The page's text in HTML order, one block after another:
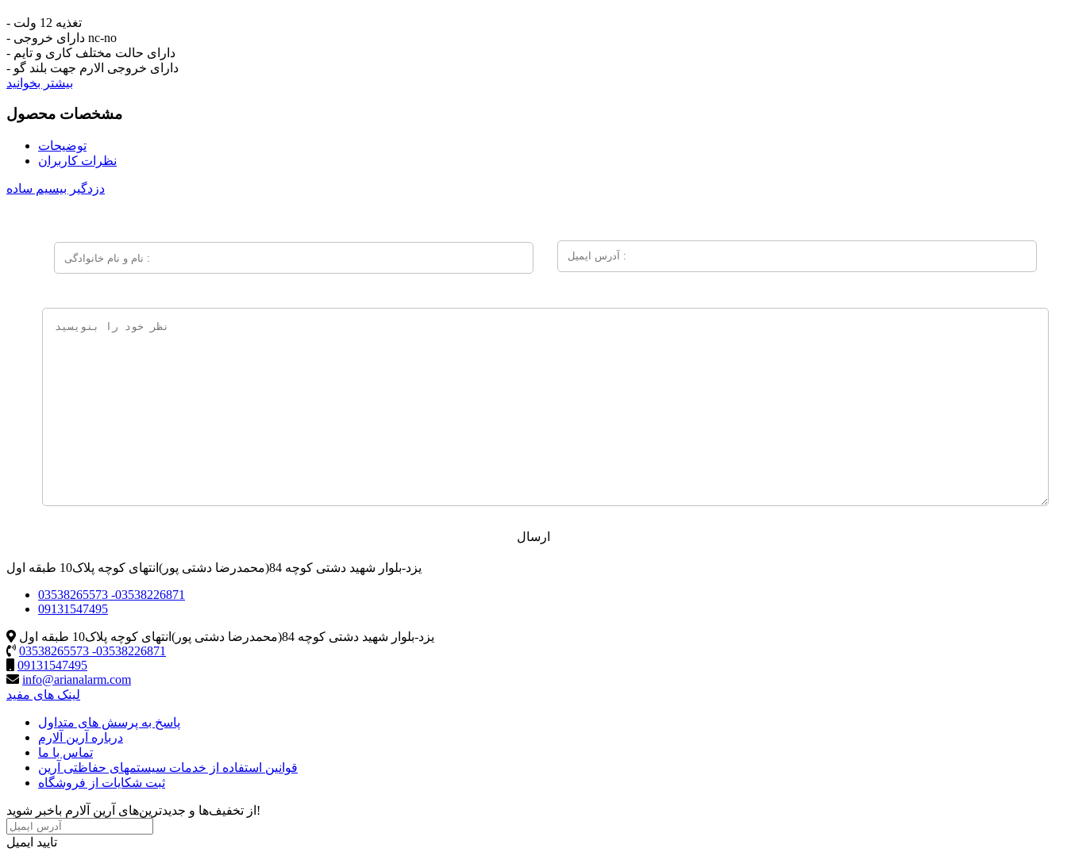
- تغذیه 12 ولت
- دارای خروجی nc-no
- دارای حالت مختلف کاری و تایم
- دارای خروجی الارم جهت بلند گو
بیشتر بخوانید
مشخصات محصول
توضیحات
نظرات کاربران
دزدگیر بیسیم ساده
ارسال
یزد-بلوار شهید دشتی کوچه 84(محمدرضا دشتی پور)انتهای کوچه پلاک10 طبقه اول
03538265573 -03538226871
09131547495
یزد-بلوار شهید دشتی کوچه 84(محمدرضا دشتی پور)انتهای کوچه پلاک10 طبقه اول
03538265573 -03538226871
09131547495
info@arianalarm.com
لینک های مفید
پاسخ به پرسش های متداول
درباره آرین آلارم
تماس با ما
قوانین استفاده از خدمات سیستمهای حفاظتی آرين
ثبت شکایات از فروشگاه
از تخفیف‌ها و جدیدترین‌های آرین آلارم باخبر شوید!
تایید ایمیل